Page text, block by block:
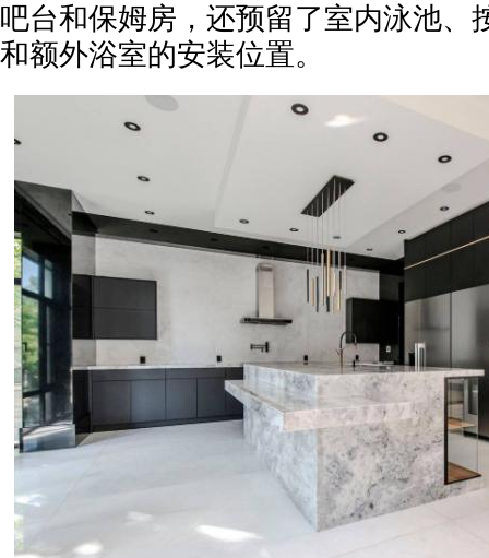
吧台和保姆房，还预留了室内泳池、
和额外浴室的安装位置。